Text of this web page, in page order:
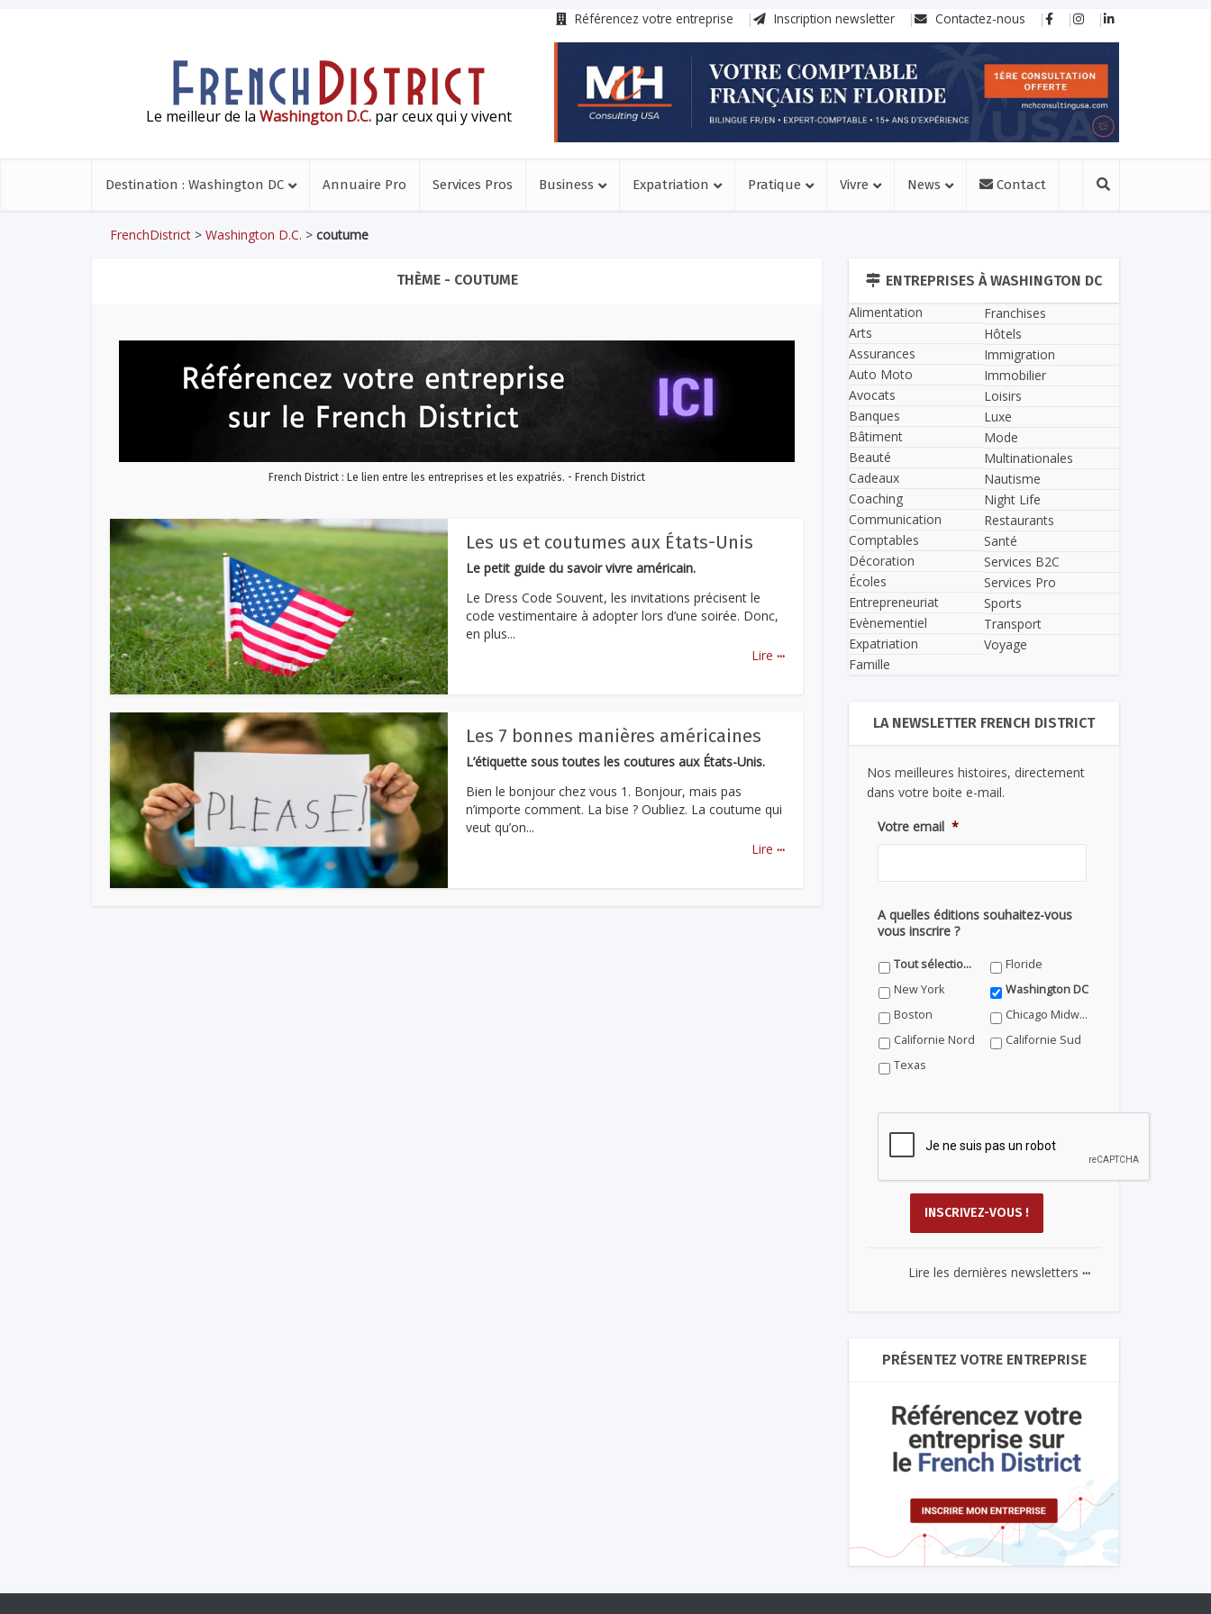
Référencez votre entreprise Inscription newsletter Contactez-nous
Le meilleur de la Washington D.C. par ceux qui y vivent
Destination : Washington DC Annuaire Pro Services Pros Business Expatriation Pratique Vivre News Contact
FrenchDistrict > Washington D.C. > coutume
THÈME - COUTUME
French District : Le lien entre les entreprises et les expatriés. - French District
Les us et coutumes aux États-Unis
Le petit guide du savoir vivre américain.
Le Dress Code Souvent, les invitations précisent le
code vestimentaire à adopter lors d’une soirée. Donc,
en plus...
Lire ...
Les 7 bonnes manières américaines
L’étiquette sous toutes les coutures aux États-Unis.
Bien le bonjour chez vous 1. Bonjour, mais pas
n’importe comment. La bise ? Oubliez. La coutume qui
veut qu’on...
Lire ...
ENTREPRISES À WASHINGTON DC
Alimentation
Arts
Assurances
Auto Moto
Avocats
Banques
Bâtiment
Beauté
Cadeaux
Coaching
Communication
Comptables
Décoration
Écoles
Entrepreneuriat
Evènementiel
Expatriation
Famille
Franchises
Hôtels
Immigration
Immobilier
Loisirs
Luxe
Mode
Multinationales
Nautisme
Night Life
Restaurants
Santé
Services B2C
Services Pro
Sports
Transport
Voyage
LA NEWSLETTER FRENCH DISTRICT
Nos meilleures histoires, directement
dans votre boite e-mail.
Votre email *
A quelles éditions souhaitez-vous
vous inscrire ?
Tout sélectionner
Floride
New York
Washington DC
Boston
Chicago Midwest
Californie Nord
Californie Sud
Texas
Lire les dernières newsletters ...
PRÉSENTEZ VOTRE ENTREPRISE